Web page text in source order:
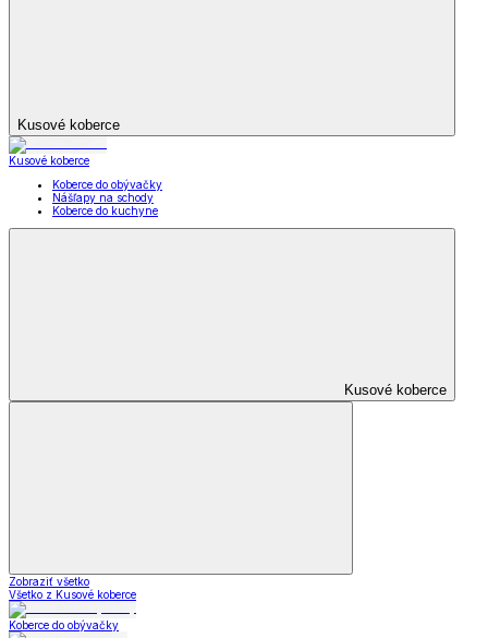
Kusové koberce
Kusové koberce
Koberce do obývačky
Nášľapy na schody
Koberce do kuchyne
Kusové koberce
Zobraziť všetko
Všetko z Kusové koberce
Koberce do obývačky